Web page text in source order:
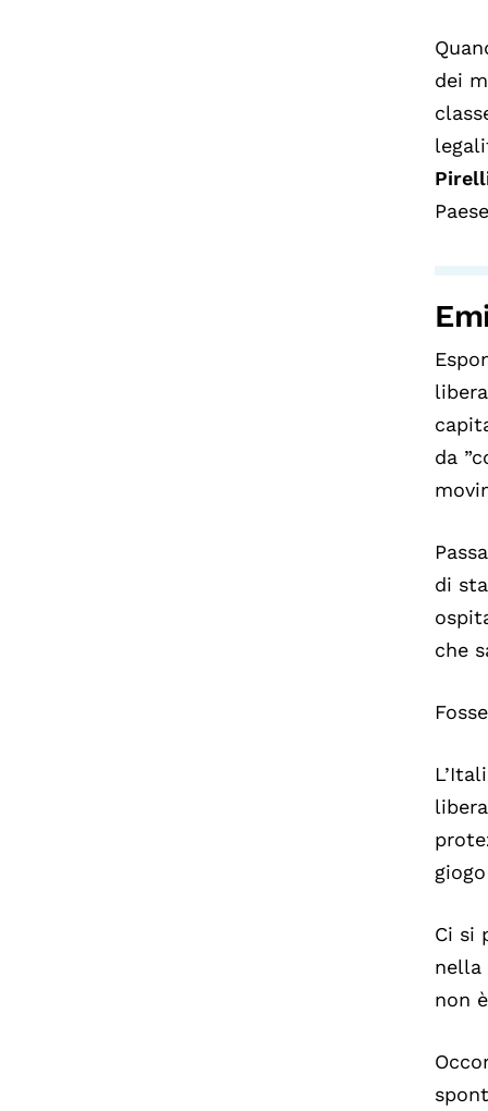
dei
da
di
che
Ci si
nella
non